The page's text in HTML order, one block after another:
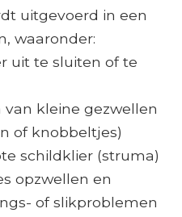
uitgevoerd in een
waaronder:
uit te sluiten of te
kleine gezwellen
of knobbeltjes)
schildklier (struma)
opzwellen en
of slikproblemen